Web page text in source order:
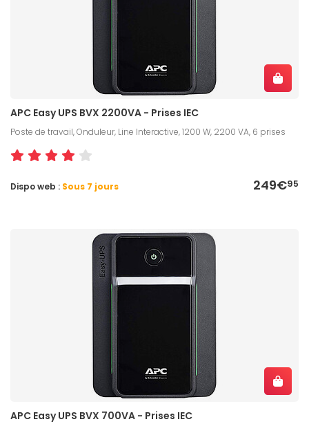
APC Easy UPS BVX 2200VA - Prises IEC
Poste de travail, Onduleur, Line Interactive, 1200 W, 2200 VA, 6 prises
249€95
Dispo web : Sous 7 jours
APC Easy UPS BVX 700VA - Prises IEC